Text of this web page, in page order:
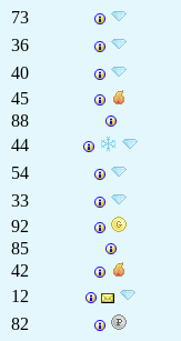
73
36
40
45
88
44
54
33
92
85
42
12
82